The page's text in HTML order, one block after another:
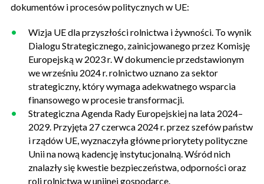
dokumentów i procesów politycznych w UE:
Wizja UE dla przyszłości rolnictwa i żywności. To wynik
Dialogu Strategicznego, zainicjowanego przez Komisję
Europejską w 2023 r. W dokumencie przedstawionym
we wrześniu 2024 r. rolnictwo uznano za sektor
strategiczny, który wymaga adekwatnego wsparcia
finansowego w procesie transformacji.
Strategiczna Agenda Rady Europejskiej na lata 2024–
2029. Przyjęta 27 czerwca 2024 r. przez szefów państw
i rządów UE, wyznaczyła główne priorytety polityczne
Unii na nową kadencję instytucjonalną. Wśród nich
znalazły się kwestie bezpieczeństwa, odporności oraz
roli rolnictwa w unijnej gospodarce.